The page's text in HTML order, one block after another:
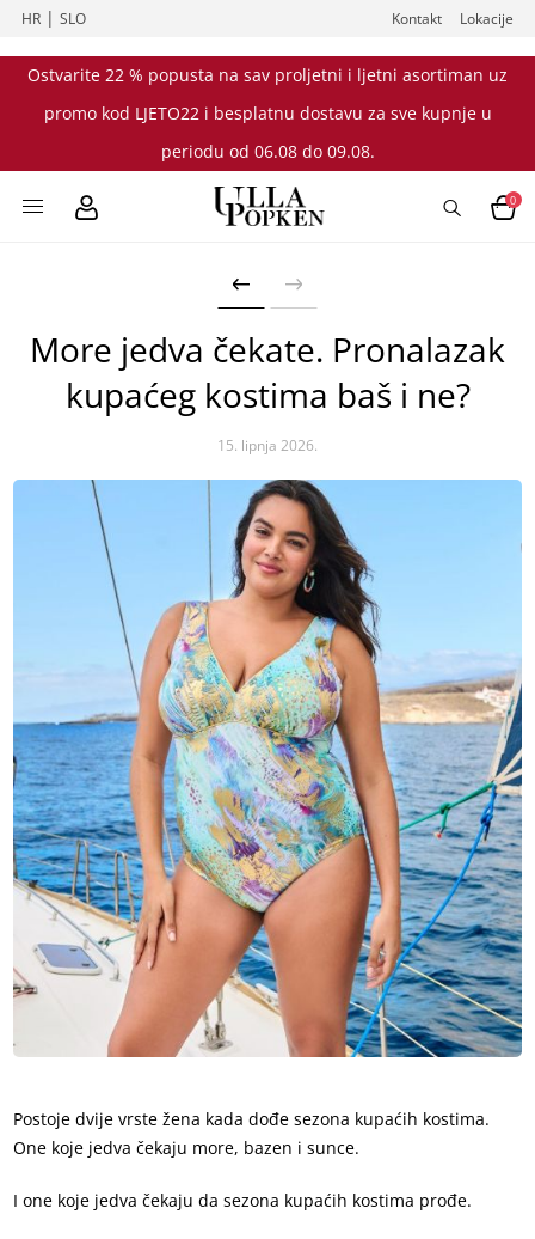
HR |SLO Kontakt Lokacije
Ostvarite 22 % popusta na sav proljetni i ljetni asortiman uz
promo kod LJETO22 i besplatnu dostavu za sve kupnje u
periodu od 06.08 do 09.08.
0
More jedva čekate. Pronalazak
kupaćeg kostima baš i ne?
15. lipnja 2026.
Postoje dvije vrste žena kada dođe sezona kupaćih kostima.
One koje jedva čekaju more, bazen i sunce.
I one koje jedva čekaju da sezona kupaćih kostima prođe.